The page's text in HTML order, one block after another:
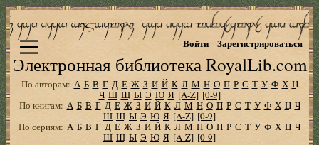
Электронная библиотека RoyalLib.com
Войти Зарегистрироваться
По авторам: А Б В Г Д Е Ж З И Й К Л М Н О П Р С Т У Ф Х Ц
Ч Ш Щ Ы Э Ю Я [A-Z] [0-9]
По книгам: А Б В Г Д Е Ж З И Й К Л М Н О П Р С Т У Ф Х Ц Ч
Ш Щ Ы Э Ю Я [A-Z] [0-9]
По сериям: А Б В Г Д Е Ж З И Й К Л М Н О П Р С Т У Ф Х Ц Ч
Ш Щ Ы Э Ю Я [A-Z] [0-9]